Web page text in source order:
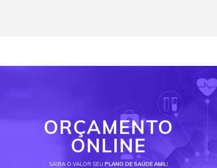
ORÇAMENTO
ONLINE
SAIBA O VALOR SEU PLANO DE SAÚDE AMIL!